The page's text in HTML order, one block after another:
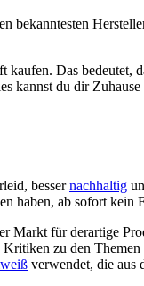
bekanntesten
Das
kannst du dir
bessernachhaltig
haben, ab sofort
für derartige
zu den
verwendet, die aus